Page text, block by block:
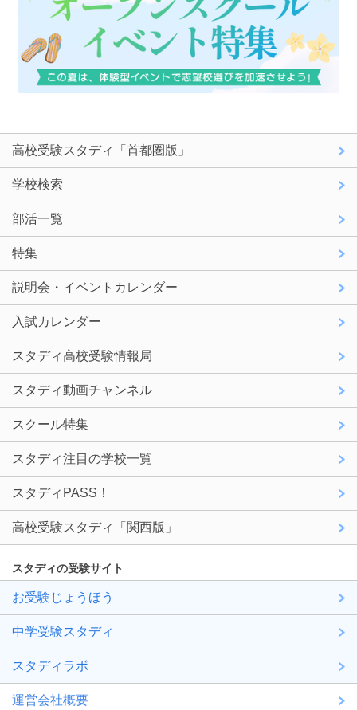
高校受験スタディ「首都圏版」
学校検索
部活一覧
特集
説明会・イベントカレンダー
入試カレンダー
スタディ高校受験情報局
スタディ動画チャンネル
スクール特集
スタディ注目の学校一覧
スタディPASS！
高校受験スタディ「関西版」
スタディの受験サイト
お受験じょうほう
中学受験スタディ
スタディラボ
運営会社概要